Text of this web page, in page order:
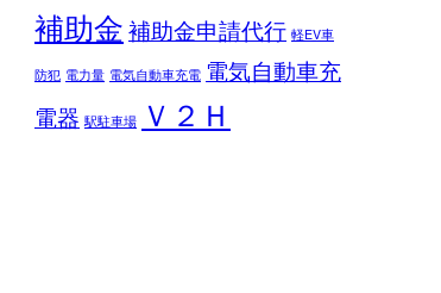
補助金補助金申請代行 軽EV車
防犯 電力量 電気自動車充電 電気自動車充
電器 駅駐車場 Ｖ２Ｈ